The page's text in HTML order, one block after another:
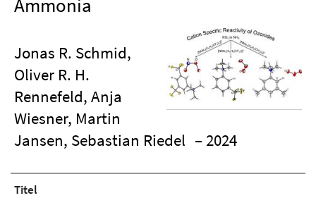
Ammonia
Jonas R. Schmid,
Oliver R. H.
Rennefeld, Anja
Wiesner, Martin
Jansen, Sebastian Riedel – 2024
Titel